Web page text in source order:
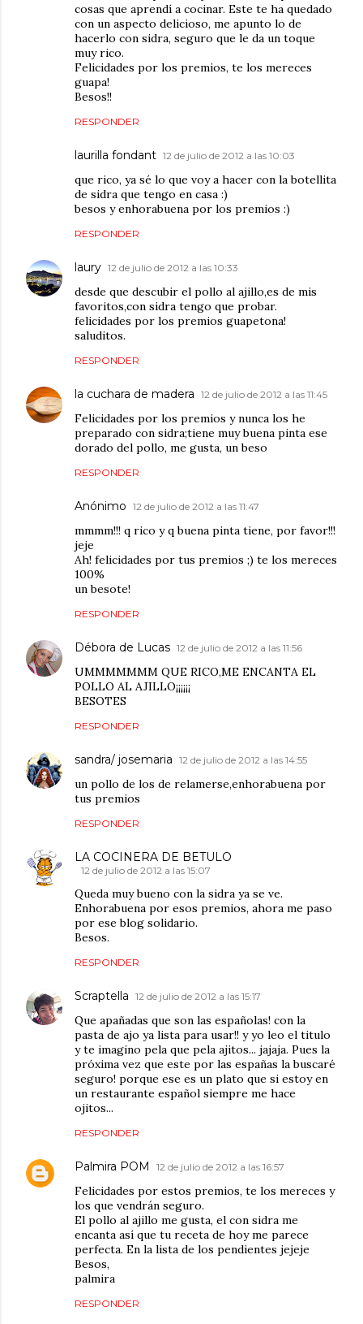
cosas que aprendí a cocinar. Este te ha quedado
con un aspecto delicioso, me apunto lo de
hacerlo con sidra, seguro que le da un toque
muy rico.
Felicidades por los premios, te los mereces
guapa!
Besos!!
RESPONDER
laurilla fondant 12 de julio de 2012 a las 10:03
que rico, ya sé lo que voy a hacer con la botellita
de sidra que tengo en casa :)
besos y enhorabuena por los premios :)
RESPONDER
laury 12 de julio de 2012 a las 10:33
desde que descubir el pollo al ajillo,es de mis
favoritos,con sidra tengo que probar.
felicidades por los premios guapetona!
saluditos.
RESPONDER
la cuchara de madera 12 de julio de 2012 a las 11:45
Felicidades por los premios y nunca los he
preparado con sidra;tiene muy buena pinta ese
dorado del pollo, me gusta, un beso
RESPONDER
Anónimo 12 de julio de 2012 a las 11:47
mmmm!!! q rico y q buena pinta tiene, por favor!!!
jeje
Ah! felicidades por tus premios ;) te los mereces
100%
un besote!
RESPONDER
Débora de Lucas 12 de julio de 2012 a las 11:56
UMMMMMMM QUE RICO,ME ENCANTA EL
POLLO AL AJILLO¡¡¡¡¡¡
BESOTES
RESPONDER
sandra/ josemaria 12 de julio de 2012 a las 14:55
un pollo de los de relamerse,enhorabuena por
tus premios
RESPONDER
LA COCINERA DE BETULO
12 de julio de 2012 a las 15:07
Queda muy bueno con la sidra ya se ve.
Enhorabuena por esos premios, ahora me paso
por ese blog solidario.
Besos.
RESPONDER
Scraptella 12 de julio de 2012 a las 15:17
Que apañadas que son las españolas! con la
pasta de ajo ya lista para usar!! y yo leo el titulo
y te imagino pela que pela ajitos... jajaja. Pues la
próxima vez que este por las españas la buscaré
seguro! porque ese es un plato que si estoy en
un restaurante español siempre me hace
ojitos...
RESPONDER
Palmira POM 12 de julio de 2012 a las 16:57
Felicidades por estos premios, te los mereces y
los que vendrán seguro.
El pollo al ajillo me gusta, el con sidra me
encanta así que tu receta de hoy me parece
perfecta. En la lista de los pendientes jejeje
Besos,
palmira
RESPONDER